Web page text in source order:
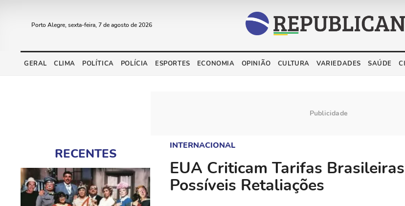
Porto Alegre, sexta-feira, 7 de agosto de 2026
GERAL CLIMA POLÍTICA POLÍCIA ESPORTES ECONOMIA OPINIÃO CULTURA VARIEDADES SAÚDE
RECENTES
INTERNACIONAL
EUA Criticam Tarifas
Possíveis Retaliações